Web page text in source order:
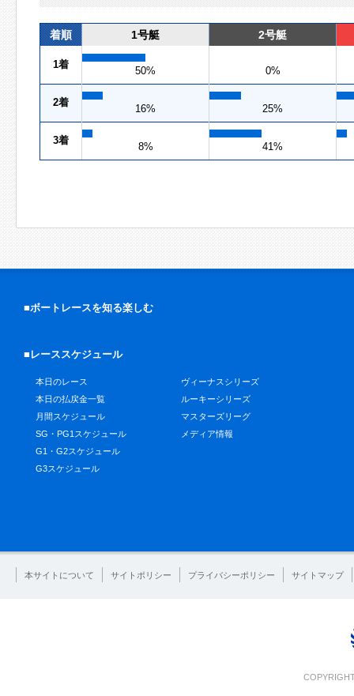
着順 1号艇 2号艇
1着
50% 0%
2着
16% 25%
3着
8% 41%
■ボートレースを知る楽しむ
■レーススケジュール
本日のレース
本日の払戻金一覧
月間スケジュール
SG・PG1スケジュール
G1・G2スケジュール
G3スケジュール
ヴィーナスシリーズ
ルーキーシリーズ
マスターズリーグ
メディア情報
本サイトについて サイトポリシー プライバシーポリシー サイトマップ